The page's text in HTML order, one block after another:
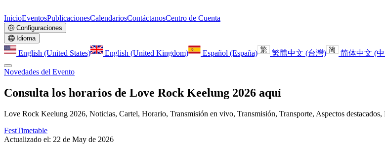
InicioEventosPublicacionesCalendariosContáctanosCentro de Cuenta
Configuraciones
Idioma
English (United States) English (United Kingdom) Español (España) 繁體中文 (台灣) 简体中文 (
Novedades del Evento
Consulta los horarios de Love Rock Keelung 2026 aquí
Love Rock Keelung 2026, Noticias, Cartel, Horario, Transmisión en vivo, Transmisión, Transporte, Aspectos destacados,
FestTimetable
Actualizado el: 22 de May de 2026